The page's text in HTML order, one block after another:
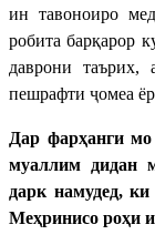
ин тавоноиро
робита барқарор
даврони таърих,
пешрафти ҷомеа
Дар фарҳанги
муаллим дидан
дарк намудед,
Меҳринисо роҳи